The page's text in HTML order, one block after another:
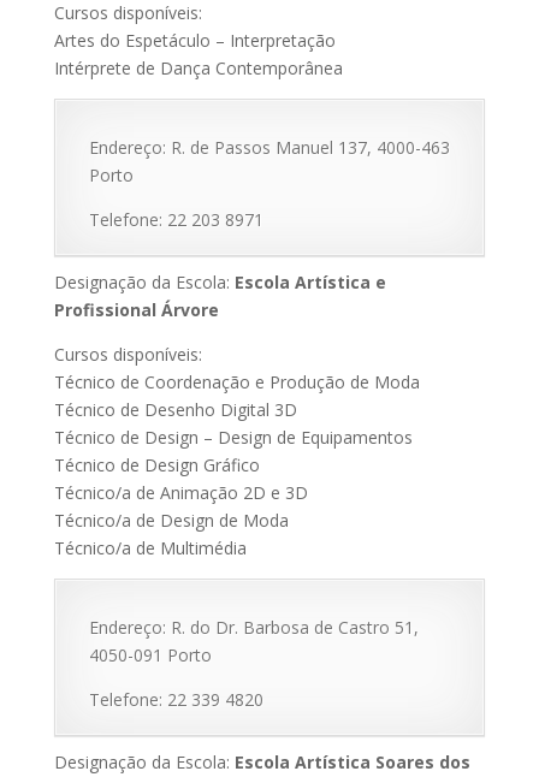
Cursos disponíveis:
Artes do Espetáculo – Interpretação
Intérprete de Dança Contemporânea
Endereço: R. de Passos Manuel 137, 4000-463
Porto
Telefone: 22 203 8971
Designação da Escola: Escola Artística e
Profissional Árvore
Cursos disponíveis:
Técnico de Coordenação e Produção de Moda
Técnico de Desenho Digital 3D
Técnico de Design – Design de Equipamentos
Técnico de Design Gráfico
Técnico/a de Animação 2D e 3D
Técnico/a de Design de Moda
Técnico/a de Multimédia
Endereço: R. do Dr. Barbosa de Castro 51,
4050-091 Porto
Telefone: 22 339 4820
Designação da Escola: Escola Artística Soares dos